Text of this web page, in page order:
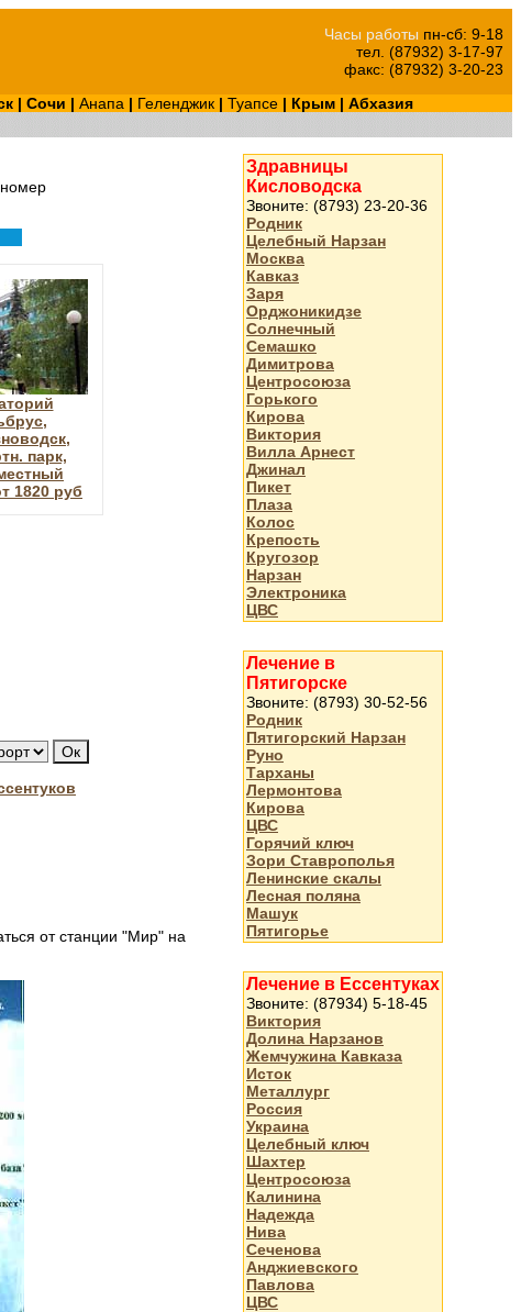
Часы работы пн-сб: 9-18
тел. (87932) 3-17-97
факс: (87932) 3-20-23
| Сочи | Анапа | Геленджик | Туапсе| Крым| Абхазия
номер
парк,
1820 руб
от станции "Мир" на
Здравницы
Кисловодска
Звоните: (8793) 23-20-36
Родник
Целебный Нарзан
Москва
Кавказ
Заря
Орджоникидзе
Солнечный
Семашко
Димитрова
Центросоюза
Горького
Кирова
Виктория
Вилла Арнест
Джинал
Пикет
Плаза
Колос
Крепость
Кругозор
Нарзан
Электроника
ЦВС
Лечение в
Пятигорске
Звоните: (8793) 30-52-56
Родник
Пятигорский Нарзан
Руно
Тарханы
Лермонтова
Кирова
ЦВС
Горячий ключ
Зори Ставрополья
Ленинские скалы
Лесная поляна
Машук
Пятигорье
Лечение в Ессентуках
Звоните: (87934) 5-18-45
Виктория
Долина Нарзанов
Жемчужина Кавказа
Исток
Металлург
Россия
Украина
Целебный ключ
Шахтер
Центросоюза
Калинина
Надежда
Нива
Сеченова
Анджиевского
Павлова
ЦВС